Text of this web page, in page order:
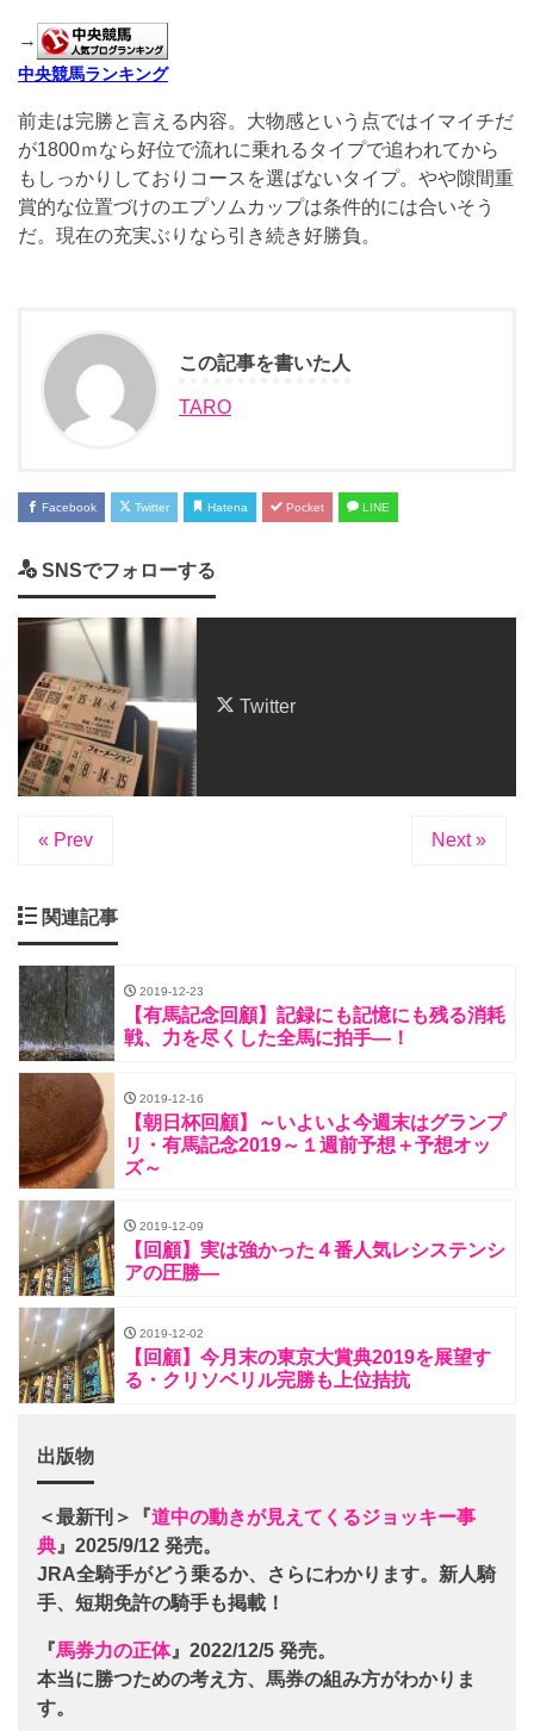
→
中央競馬ランキング
前走は完勝と言える内容。大物感という点ではイマイチだ
が1800ｍなら好位で流れに乗れるタイプで追われてから
もしっかりしておりコースを選ばないタイプ。やや隙間重
賞的な位置づけのエプソムカップは条件的には合いそう
だ。現在の充実ぶりなら引き続き好勝負。
この記事を書いた人
TARO
Facebook Twitter Hatena Pocket LINE
SNSでフォローする
Twitter
« Prev Next »
関連記事
2019-12-23
【有馬記念回顧】記録にも記憶にも残る消耗
戦、力を尽くした全馬に拍手―！
2019-12-16
【朝日杯回顧】～いよいよ今週末はグランプ
リ・有馬記念2019～１週前予想＋予想オッ
ズ～
2019-12-09
【回顧】実は強かった４番人気レシステンシ
アの圧勝―
2019-12-02
【回顧】今月末の東京大賞典2019を展望す
る・クリソベリル完勝も上位拮抗
出版物
＜最新刊＞『道中の動きが見えてくるジョッキー事
典 』2025/9/12 発売。
JRA全騎手がどう乗るか、さらにわかります。新人騎
手、短期免許の騎手も掲載！
『馬券力の正体』2022/12/5 発売。
本当に勝つための考え方、馬券の組み方がわかりま
す。